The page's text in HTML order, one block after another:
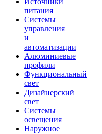
питания
Системы
управления
и
автоматизации
Алюминиевые
профили
Функциональный
свет
Дизайнерский
свет
Системы
освещения
Наружное